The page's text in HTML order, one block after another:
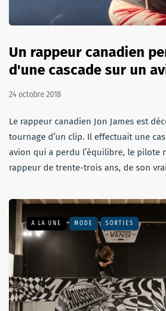
Un rappeur canadien
d'une cascade sur un
24 octobre 2018
Le rappeur canadien Jon James est
tournage d’un clip. Il effectuait une
avion qui a perdu l’équilibre, le pilote
rappeur de trente-trois ans, de son
A LA UNE MODE SORTIES